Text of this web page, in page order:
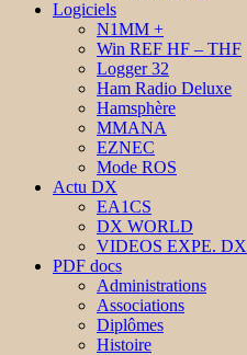
Logiciels
N1MM +
Win REF HF – THF
Logger 32
Ham Radio Deluxe
Hamsphère
MMANA
EZNEC
Mode ROS
Actu DX
EA1CS
DX WORLD
VIDEOS EXPE. DX
PDF docs
Administrations
Associations
Diplômes
Histoire